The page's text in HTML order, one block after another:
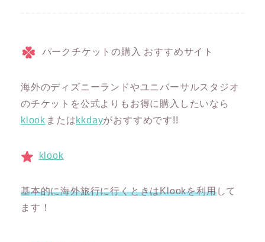
パークチケットの購入 おすすめサイト
海外のディズニーランドやユニバーサルスタジオ
のチケットを公式よりもお得に購入したいなら
klook またはkkdayがおすすめです!!
klook
基本的に海外旅行に行くときはKlookを利用して
ます！